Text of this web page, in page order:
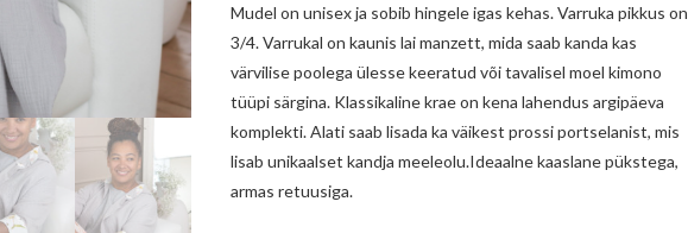
Mudel on unisex ja sobib hingele igas kehas. Varruka pikkus on
3/4. Varrukal on kaunis lai manzett, mida saab kanda kas
värvilise poolega ülesse keeratud või tavalisel moel kimono
tüüpi särgina. Klassikaline krae on kena lahendus argipäeva
komplekti. Alati saab lisada ka väikest prossi portselanist, mis
lisab unikaalset kandja meeleolu.Ideaalne kaaslane pükstega,
armas retuusiga.